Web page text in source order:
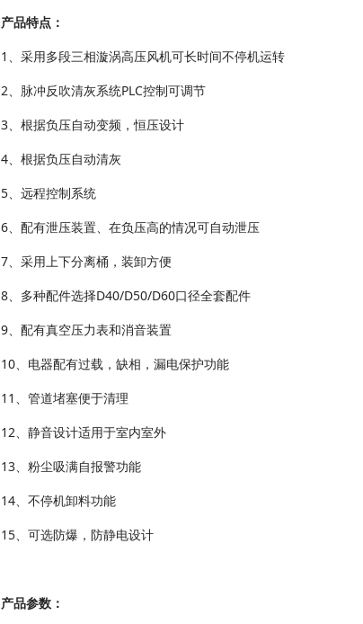
产品特点：
1、采用多段三相漩涡高压风机可长时间不停机运转
2、脉冲反吹清灰系统PLC控制可调节
3、根据负压自动变频，恒压设计
4、根据负压自动清灰
5、远程控制系统
6、配有泄压装置、在负压高的情况可自动泄压
7、采用上下分离桶，装卸方便
8、多种配件选择D40/D50/D60口径全套配件
9、配有真空压力表和消音装置
10、电器配有过载，缺相，漏电保护功能
11、管道堵塞便于清理
12、静音设计适用于室内室外
13、粉尘吸满自报警功能
14、不停机卸料功能
15、可选防爆，防静电设计
产品参数：